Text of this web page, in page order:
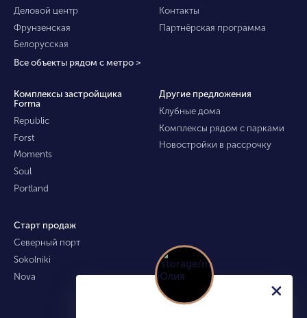
Деловой центр
Фрунзенская
Белорусская
Все объекты рядом с метро >
Контакты
Партнёрская программа
Комплексы застройщика
Forma
Republic
Forst
Moments
Soul
Portland
Другие предложения
Клубные дома
Комплексы рядом с парками
Новостройки в рассрочку
Старт продаж
Северный порт
Sokolniki
Nova